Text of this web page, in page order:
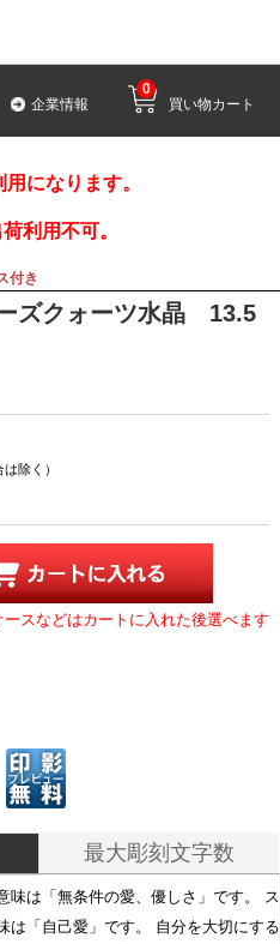
企業情報 買い物カート
0
になります。
利用不可。
付き
ズクォーツ水晶 13.5
除く）
スなどはカートに入れた後選べます
最大彫刻文字数
味は「無条件の愛、優しさ」です。 ス
は「自己愛」です。 自分を大切にする